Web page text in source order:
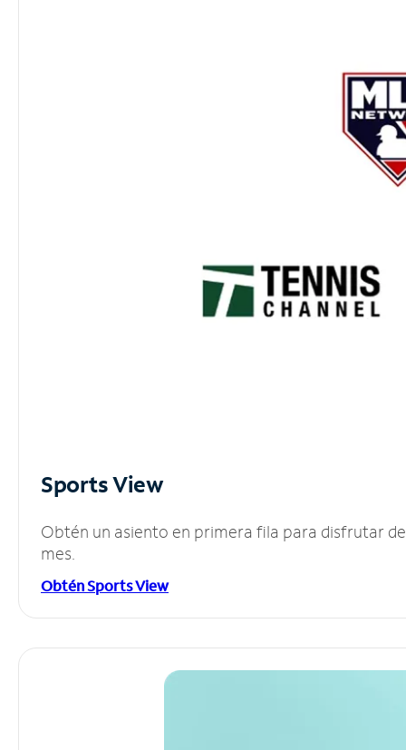
Sports View
Obtén un asiento en primera fila para disfrutar
mes.
Obtén Sports View